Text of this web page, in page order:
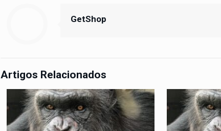
GetShop
Artigos Relacionados